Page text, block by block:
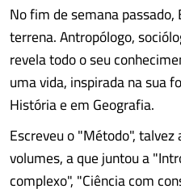
No fim de semana
terrena. Antropólogo,
revela todo o seu
uma vida, inspirada na sua
História e em Geografia.
Escreveu o "Método",
volumes, a que juntou a
complexo", "Ciência com